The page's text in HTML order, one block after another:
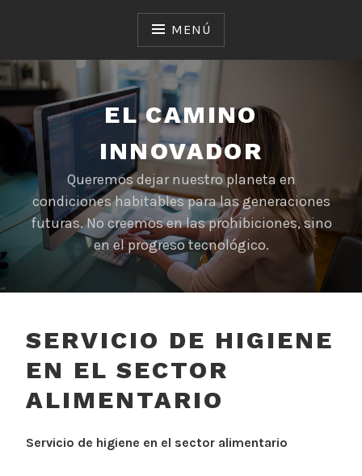
MENÚ
EL CAMINO
INNOVADOR
Queremos dejar nuestro planeta en
condiciones habitables para las generaciones
futuras. No creemos en las prohibiciones, sino
en el progreso tecnológico.
SERVICIO DE HIGIENE
EN EL SECTOR
ALIMENTARIO
Servicio de higiene en el sector alimentario